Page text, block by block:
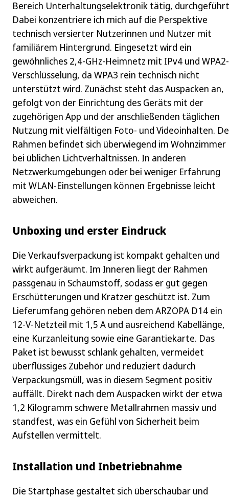
Bereich Unterhaltungselektronik tätig,
Dabei konzentriere ich mich auf die Perspektive
technisch versierter Nutzerinnen und Nutzer mit
familiärem Hintergrund. Eingesetzt wird ein
gewöhnliches 2,4‑GHz-Heimnetz mit IPv4 und WPA2-
Verschlüsselung, da WPA3 rein technisch nicht
unterstützt wird. Zunächst steht das Auspacken an,
gefolgt von der Einrichtung des Geräts mit der
zugehörigen App und der anschließenden täglichen
Nutzung mit vielfältigen Foto- und Videoinhalten.
Rahmen befindet sich überwiegend im Wohnzimmer
bei üblichen Lichtverhältnissen. In anderen
Netzwerkumgebungen oder bei weniger Erfahrung
mit WLAN-Einstellungen können Ergebnisse leicht
abweichen.
Unboxing und erster Eindruck
Die Verkaufsverpackung ist kompakt gehalten und
wirkt aufgeräumt. Im Inneren liegt der Rahmen
passgenau in Schaumstoff, sodass er gut gegen
Erschütterungen und Kratzer geschützt ist. Zum
Lieferumfang gehören neben dem ARZOPA D14 ein
12‑V‑Netzteil mit 1,5 A und ausreichend Kabellänge,
eine Kurzanleitung sowie eine Garantiekarte. Das
Paket ist bewusst schlank gehalten, vermeidet
überflüssiges Zubehör und reduziert dadurch
Verpackungsmüll, was in diesem Segment positiv
auffällt. Direkt nach dem Auspacken wirkt der etwa
1,2 Kilogramm schwere Metallrahmen massiv und
standfest, was ein Gefühl von Sicherheit beim
Aufstellen vermittelt.
Installation und Inbetriebnahme
Die Startphase gestaltet sich überschaubar und